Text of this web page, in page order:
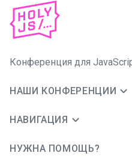
Конференция для
НАШИ КОНФЕРЕНЦИИ
НАВИГАЦИЯ
НУЖНА ПОМОЩЬ?